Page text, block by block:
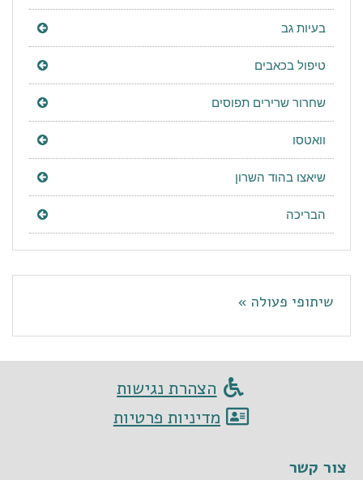
בעיות גב
טיפול בכאבים
שחרור שרירים תפוסים
וואטסו
שיאצו בהוד השרון
הבריכה
שיתופי פעולה »
הצהרת נגישות
מדיניות פרטיות
צור קשר